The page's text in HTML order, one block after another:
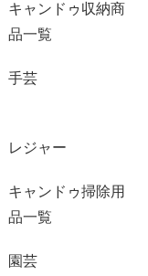
キャンドゥ収納商
品一覧
手芸
レジャー
キャンドゥ掃除用
品一覧
園芸